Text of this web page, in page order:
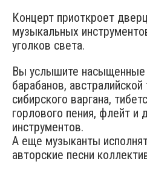
Концерт приоткроет
музыкальных
уголков света.
Вы услышите насыщенные
барабанов,
сибирского варгана,
горлового пения, флейт и
инструментов.
А еще музыканты
авторские песни